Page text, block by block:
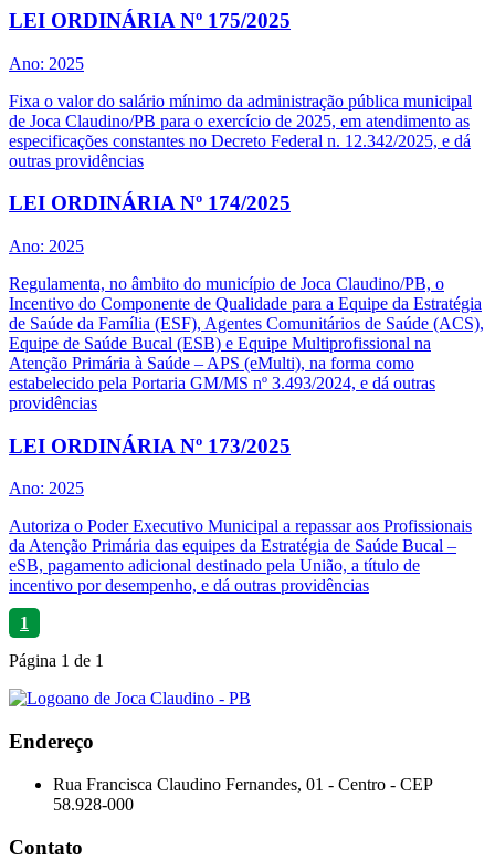
LEI ORDINÁRIA Nº 175/2025
Ano: 2025
Fixa o valor do salário mínimo da administração pública municipal
de Joca Claudino/PB para o exercício de 2025, em atendimento as
especificações constantes no Decreto Federal n. 12.342/2025, e dá
outras providências
LEI ORDINÁRIA Nº 174/2025
Ano: 2025
Regulamenta, no âmbito do município de Joca Claudino/PB, o
Incentivo do Componente de Qualidade para a Equipe da Estratégia
de Saúde da Família (ESF), Agentes Comunitários de Saúde (ACS),
Equipe de Saúde Bucal (ESB) e Equipe Multiprofissional na
Atenção Primária à Saúde – APS (eMulti), na forma como
estabelecido pela Portaria GM/MS nº 3.493/2024, e dá outras
providências
LEI ORDINÁRIA Nº 173/2025
Ano: 2025
Autoriza o Poder Executivo Municipal a repassar aos Profissionais
da Atenção Primária das equipes da Estratégia de Saúde Bucal –
eSB, pagamento adicional destinado pela União, a título de
incentivo por desempenho, e dá outras providências
1
Página 1 de 1
Endereço
Rua Francisca Claudino Fernandes, 01 - Centro - CEP
58.928-000
Contato